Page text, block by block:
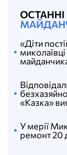
У мерії
ремонт 20
«Казка»
«Діти